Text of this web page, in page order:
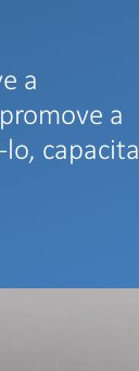
a
a
capacita